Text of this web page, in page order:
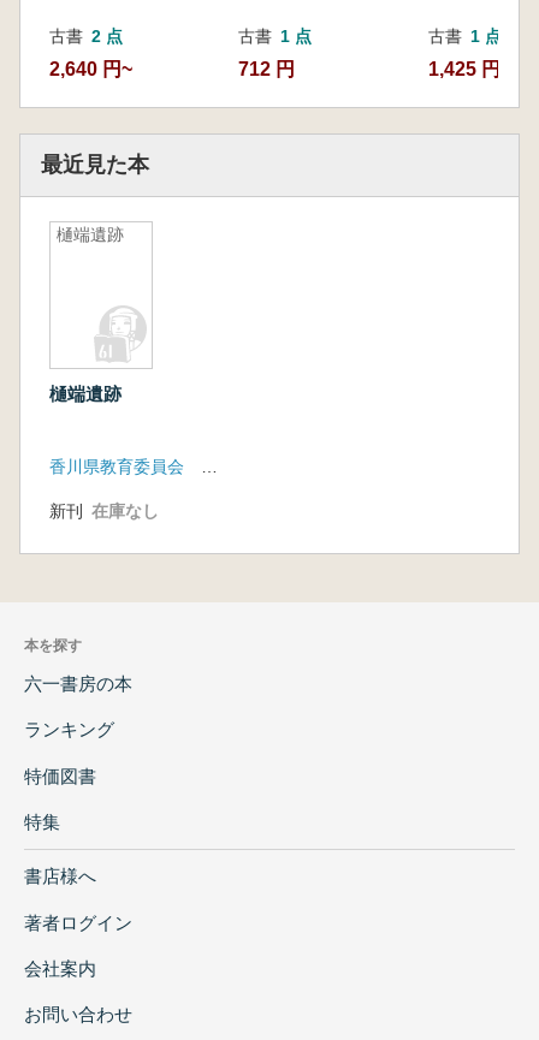
古書 2 点
2,640 円~
古書 1 点
712 円
古書 1 点
1,425 円
最近見た本
樋端遺跡
樋端遺跡
香川県教育委員会 香川県埋蔵文化財調査センター
新刊 在庫なし
本を探す
六一書房の本
ランキング
特価図書
特集
書店様へ
著者ログイン
会社案内
お問い合わせ